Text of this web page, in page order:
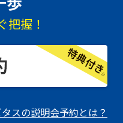
把握！
スの説明会予約とは？